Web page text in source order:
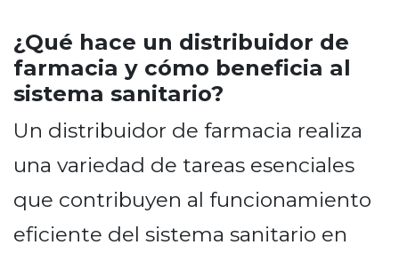
¿Qué hace un distribuidor de
farmacia y cómo beneficia al
sistema sanitario?
Un distribuidor de farmacia realiza
una variedad de tareas esenciales
que contribuyen al funcionamiento
eficiente del sistema sanitario en